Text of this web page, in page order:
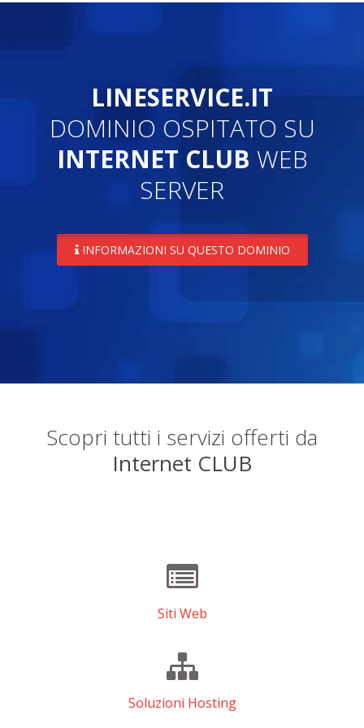
LINESERVICE.IT
DOMINIO OSPITATO SU
INTERNET CLUB WEB
SERVER
INFORMAZIONI SU QUESTO DOMINIO
Scopri tutti i servizi offerti da
Internet CLUB
Siti Web
Soluzioni Hosting